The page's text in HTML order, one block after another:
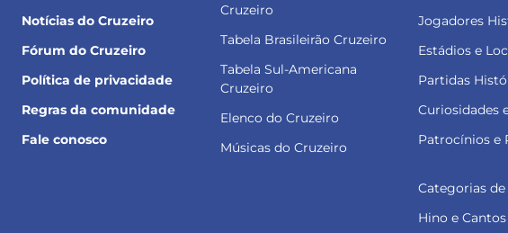
Notícias do Cruzeiro
Fórum do Cruzeiro
Política de privacidade
Regras da comunidade
Fale conosco
Cruzeiro
Tabela Brasileirão Cruzeiro
Tabela Sul-Americana
Cruzeiro
Elenco do Cruzeiro
Músicas do Cruzeiro
Jogadores
Estádios e
Partidas
Curiosidades
Patrocínios e
Categorias de
Hino e